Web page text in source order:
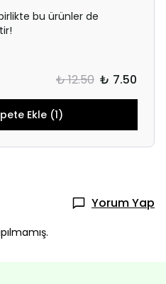
bu ürünler de
₺ 12.50 ₺ 7.50
Ekle (1)
Yorum Yap